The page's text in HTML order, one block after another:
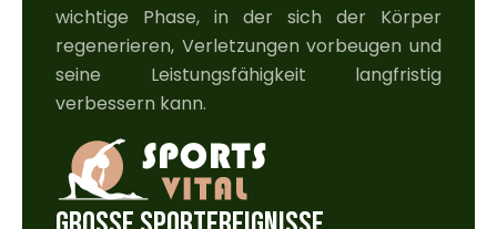
wichtige Phase, in der sich der Körper
regenerieren, Verletzungen vorbeugen und
seine Leistungsfähigkeit langfristig
verbessern kann.